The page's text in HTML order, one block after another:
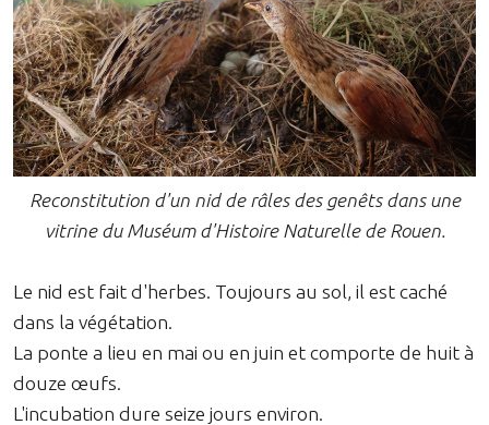
Reconstitution d'un nid de râles des genêts dans une
vitrine du Muséum d'Histoire Naturelle de Rouen.
Le nid est fait d'herbes. Toujours au sol, il est caché
dans la végétation.
La ponte a lieu en mai ou en juin et comporte de huit à
douze œufs.
L'incubation dure seize jours environ.